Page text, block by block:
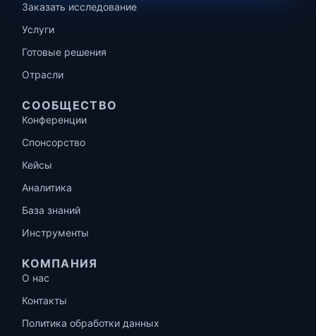
Заказать исследование
Услуги
Готовые решения
Отрасли
СООБЩЕСТВО
Конференции
Спонсорство
Кейсы
Аналитика
База знаний
Инструменты
КОМПАНИЯ
О нас
Контакты
Политика обработки данных